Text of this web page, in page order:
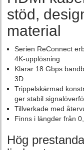
stöd,
material
Serien ReConnect
4K‑upplösning
Klarar 18 Gbps
3D
Trippelskärmad
ger stabil
Tillverkade med
Finns i längder från
Hög